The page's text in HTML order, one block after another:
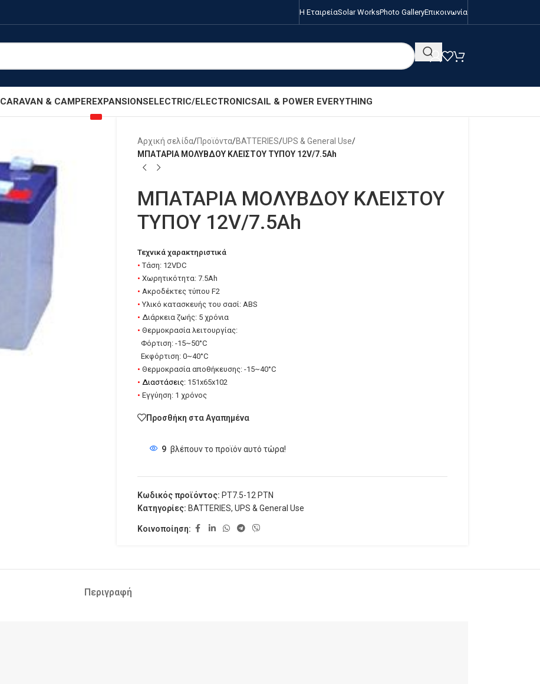
Η ΕταιρείαSolar WorksPhoto GalleryΕπικοινωνία
CARAVAN & CAMPEREXPANSIONSELECTRIC/ELECTRONICSAIL & POWER EVERYTHING
Αρχική σελίδα/Προϊόντα/BATTERIES/UPS & General Use/
ΜΠΑΤΑΡΙΑ ΜΟΛΥΒΔΟΥ ΚΛΕΙΣΤΟΥ ΤΥΠΟΥ 12V/7.5Ah
ΜΠΑΤΑΡΙΑ ΜΟΛΥΒΔΟΥ ΚΛΕΙΣΤΟΥ
ΤΥΠΟΥ 12V/7.5Ah
Τεχνικά χαρακτηριστικά
•Τάση: 12VDC
• Χωρητικότητα: 7.5Ah
• Ακροδέκτες τύπου F2
•Υλικό κατασκευής του σασί: ABS
• Διάρκεια ζωής: 5 χρόνια
• Θερμοκρασία λειτουργίας:
Φόρτιση: -15~50°C
Εκφόρτιση: 0~40°C
• Θερμοκρασία αποθήκευσης: -15~40°C
• Διαστάσεις:151x65x102
• Εγγύηση: 1 χρόνος
Προσθήκη στα Αγαπημένα
9 βλέπουν το προϊόν αυτό τώρα!
Κωδικός προϊόντος: PT7.5-12 PTN
Κατηγορίες: BATTERIES, UPS & General Use
Κοινοποίηση:
Περιγραφή